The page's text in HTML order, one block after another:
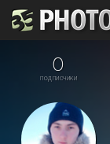
0
подписчики